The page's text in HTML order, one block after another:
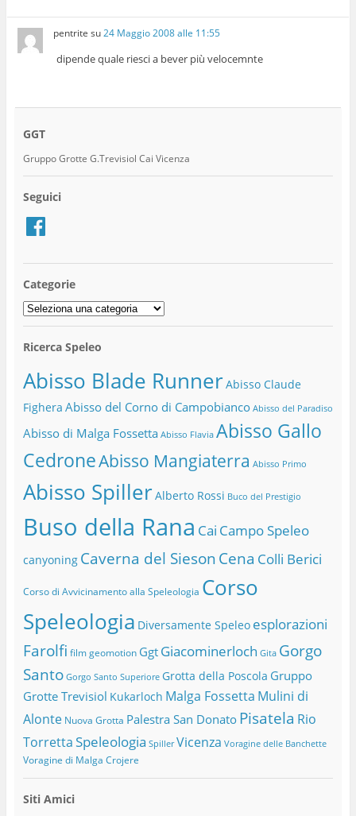
pentrite su24 Maggio 2008 alle 11:55
dipende quale riesci a bever più velocemnte
GGT
Gruppo Grotte G.Trevisiol Cai Vicenza
Seguici
Facebook
Categorie
Categorie
Ricerca Speleo
Abisso Blade RunnerAbisso Claude
Fighera Abisso del Corno di Campobianco Abisso del Paradiso
Abisso di Malga Fossetta Abisso Flavia Abisso Gallo
CedroneAbisso Mangiaterra Abisso Primo
Abisso SpillerAlberto Rossi Buco del Prestigio
Buso della Rana Cai Campo Speleo
canyoning Caverna del Sieson Cena Colli Berici
Corso di Avvicinamento alla Speleologia Corso
Speleologia Diversamente Speleo esplorazioni
Farolfi film geomotion Ggt Giacominerloch Gita Gorgo
Santo Gorgo Santo Superiore Grotta della Poscola Gruppo
Grotte Trevisiol Kukarloch Malga Fossetta Mulini di
Alonte Nuova Grotta Palestra San Donato Pisatela Rio
TorrettaSpeleologia Spiller Vicenza Voragine delle Banchette
Voragine di Malga Crojere
Siti Amici